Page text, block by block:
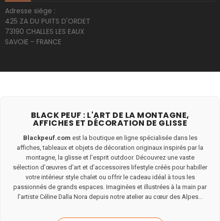
Adresse siège :
425 ZA DU PUITS D'ORDET
73190 CHALLES LES EAUX
SAVOIE - FRANCE
BLACK PEUF : L'ART DE LA MONTAGNE,
AFFICHES ET DÉCORATION DE GLISSE
Blackpeuf.com est la boutique en ligne spécialisée dans les
affiches, tableaux et objets de décoration originaux inspirés par la
montagne, la glisse et l’esprit outdoor. Découvrez une vaste
sélection d’œuvres d’art et d’accessoires lifestyle créés pour habiller
votre intérieur style chalet ou offrir le cadeau idéal à tous les
passionnés de grands espaces. Imaginées et illustrées à la main par
l’artiste Céline Dalla Nora depuis notre atelier au cœur des Alpes...